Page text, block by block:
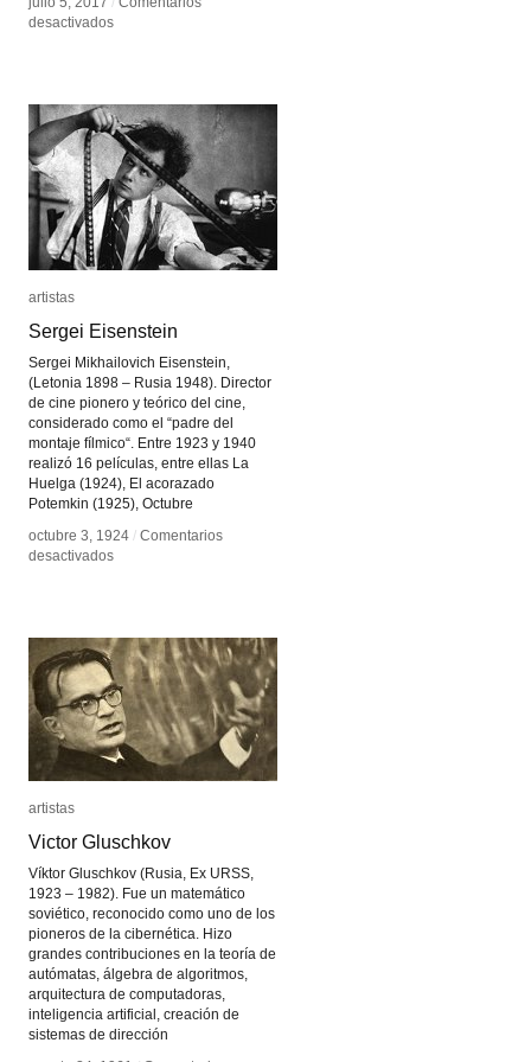
desactivadosen
desactivadosen
artistas
Sergei Eisenstein
Sergei Mikhailovich Eisenstein,
(Letonia 1898 – Rusia 1948). Director
de cine pionero y teórico del cine,
considerado como el “padre del
montaje fílmico“. Entre 1923 y 1940
realizó 16 películas, entre ellas La
Huelga (1924), El acorazado
Potemkin (1925), Octubre
octubre 3, 1924 / Comentarios
desactivadosen
artistas
Sergei Eisenstein
octubre 3, 1924 / Comentarios
desactivadosen
artistas
Victor Gluschkov
Víktor Gluschkov (Rusia, Ex URSS,
1923 – 1982). Fue un matemático
soviético, reconocido como uno de los
pioneros de la cibernética. Hizo
grandes contribuciones en la teoría de
autómatas, álgebra de algoritmos,
arquitectura de computadoras,
inteligencia artificial, creación de
sistemas de dirección
artistas
Victor Gluschkov